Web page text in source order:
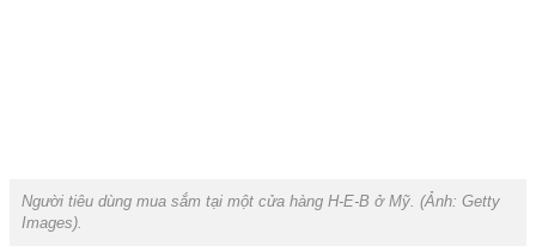
Người tiêu dùng mua sắm tại một cửa hàng H-E-B ở Mỹ. (Ảnh: Getty
Images).